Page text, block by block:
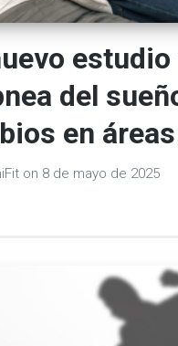
del
en
on 8 de mayo de 2025